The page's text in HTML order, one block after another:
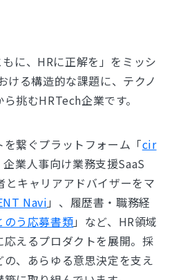
に、HRに正解を」をミッシ
ける構造的な課題に、テクノ
挑むHRTech企業です。
繋ぐプラットフォーム「cir
企業人事向け業務支援SaaS
とキャリアアドバイザーをマ
Navi 」、履歴書・職務経
のう応募書類」など、HR領域
えるプロダクトを展開。採
、あらゆる意思決定を支え